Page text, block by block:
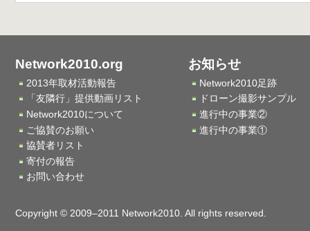
Network2010.org
2013年取材活動報告
「友隣行」提供動画リスト
Network2010について
ご協賛のお願い
協賛者リスト
寄付の報告
お問い合わせ
お知らせ
Network2010足跡
ドローン撮影サンプル
進行中の事業②
進行中の事業①
Copyright © 2009–2011 Network2010. All rights reserved.